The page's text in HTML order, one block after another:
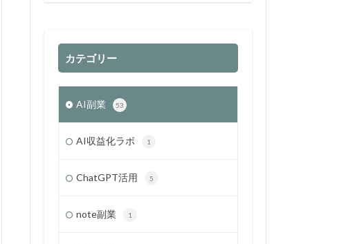
カテゴリー
AI副業 53
AI収益化ラボ 1
ChatGPT活用 5
note副業 1